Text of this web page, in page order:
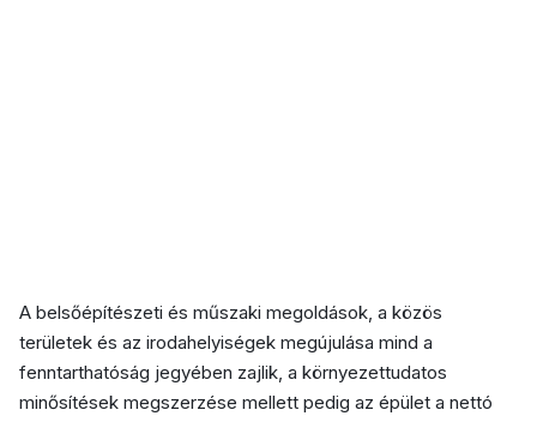
A belsőépítészeti és műszaki megoldások, a közös
területek és az irodahelyiségek megújulása mind a
fenntarthatóság jegyében zajlik, a környezettudatos
minősítések megszerzése mellett pedig az épület a nettó